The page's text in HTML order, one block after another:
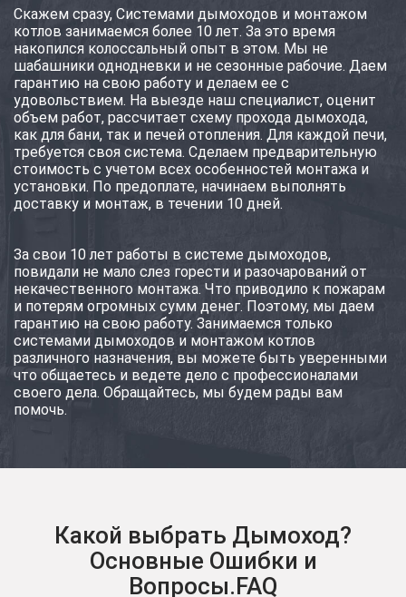
Скажем сразу, Системами дымоходов и монтажом
котлов занимаемся более 10 лет. За это время
накопился колоссальный опыт в этом. Мы не
шабашники однодневки и не сезонные рабочие. Даем
гарантию на свою работу и делаем ее с
удовольствием. На выезде наш специалист, оценит
объем работ, рассчитает схему прохода дымохода,
как для бани, так и печей отопления. Для каждой печи,
требуется своя система. Сделаем предварительную
стоимость с учетом всех особенностей монтажа и
установки. По предоплате, начинаем выполнять
доставку и монтаж, в течении 10 дней.
За свои 10 лет работы в системе дымоходов,
повидали не мало слез горести и разочарований от
некачественного монтажа. Что приводило к пожарам
и потерям огромных сумм денег. Поэтому, мы даем
гарантию на свою работу. Занимаемся только
системами дымоходов и монтажом котлов
различного назначения, вы можете быть уверенными
что общаетесь и ведете дело с профессионалами
своего дела. Обращайтесь, мы будем рады вам
помочь.
Какой выбрать Дымоход?
Основные Ошибки и
Вопросы.FAQ